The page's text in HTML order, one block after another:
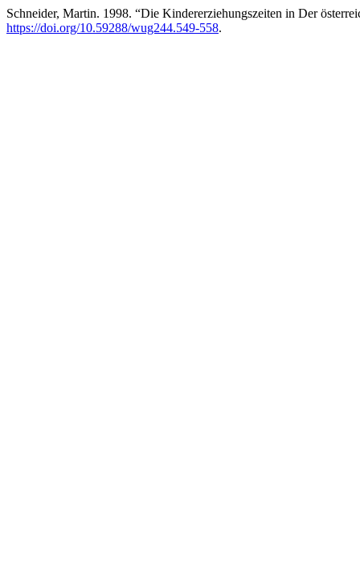
Schneider, Martin. 1998. “Die Kindererziehungszeiten in Der
https://doi.org/10.59288/wug244.549-558.